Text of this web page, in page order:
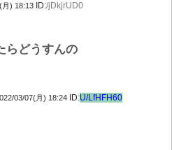
月) 18:13 ID:/jDkjrUD0
らどうすんの
03/07(月) 18:24 ID:U/LfHFH60